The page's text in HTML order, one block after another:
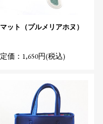
マット（プルメリアホヌ）
定価：1,650円(税込)